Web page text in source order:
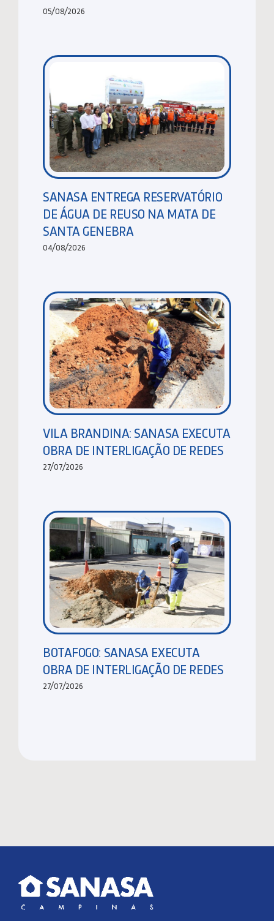
05/08/2026
SANASA ENTREGA RESERVATÓRIO
DE ÁGUA DE REUSO NA MATA DE
SANTA GENEBRA
04/08/2026
VILA BRANDINA: SANASA EXECUTA
OBRA DE INTERLIGAÇÃO DE REDES
27/07/2026
BOTAFOGO: SANASA EXECUTA
OBRA DE INTERLIGAÇÃO DE REDES
27/07/2026